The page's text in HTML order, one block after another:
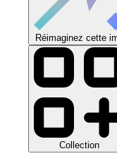
Réimaginez cette
Collection